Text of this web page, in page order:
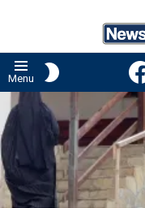
Menu
LATEST
STORIES